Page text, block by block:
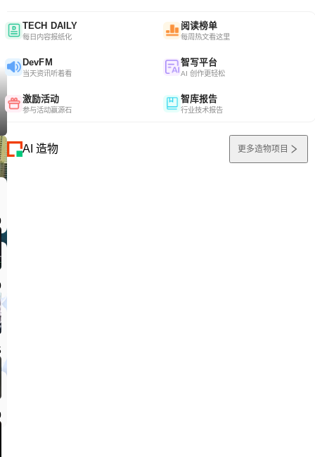
TECH DAILY
每日内容报纸化
阅读榜单
每周热文看这里
DevFM
当天资讯听着看
智写平台
AI 创作更轻松
激励活动
参与活动赢源石
智库报告
行业技术报告
AI 造物 更多造物项目